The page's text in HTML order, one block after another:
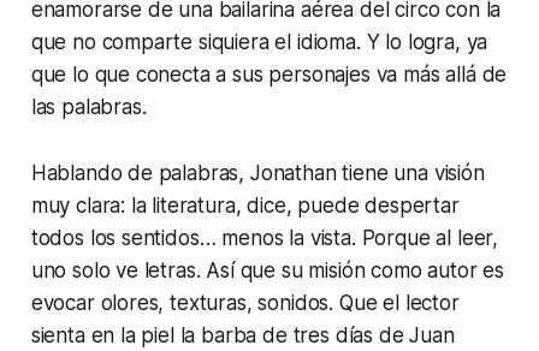
enamorarse de una bailarina aérea del circo con la
que no comparte siquiera el idioma. Y lo logra, ya
que lo que conecta a sus personajes va más allá de
las palabras.
Hablando de palabras, Jonathan tiene una visión
muy clara: la literatura, dice, puede despertar
todos los sentidos… menos la vista. Porque al leer,
uno solo ve letras. Así que su misión como autor es
evocar olores, texturas, sonidos. Que el lector
sienta en la piel la barba de tres días de Juan